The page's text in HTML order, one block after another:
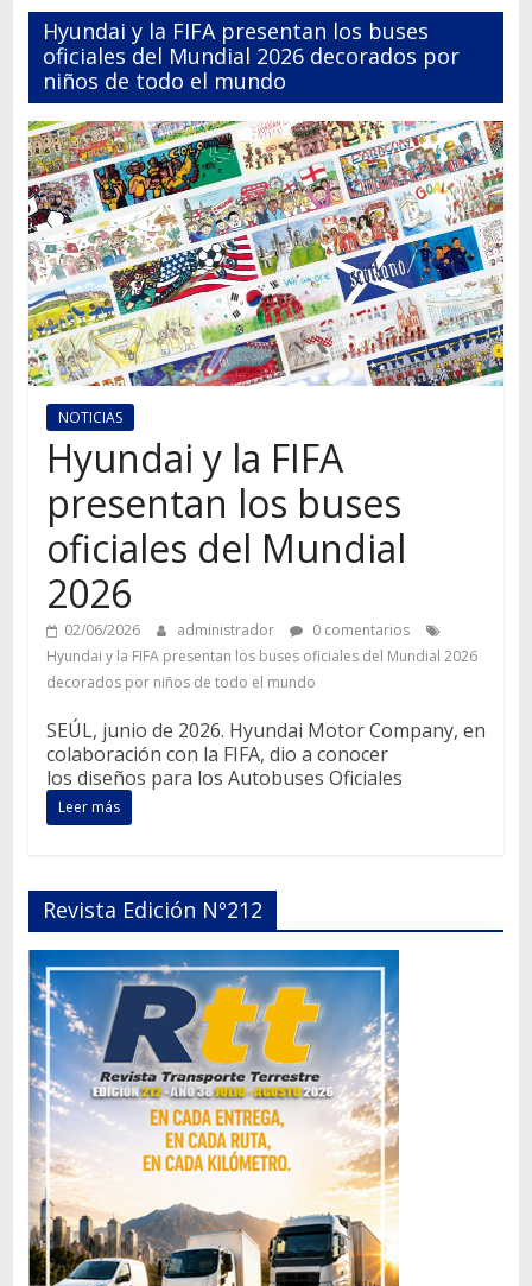
Autos,
camiones,
motos,
información
del
mundo
del
transporte
Hyundai y la FIFA presentan los buses
oficiales del Mundial 2026 decorados por
niños de todo el mundo
NOTICIAS
Hyundai y la FIFA
presentan los buses
oficiales del Mundial
2026
02/06/2026 administrador
0 comentarios
Hyundai y la FIFA presentan los buses oficiales del Mundial 2026
decorados por niños de todo el mundo
SEÚL, junio de 2026. Hyundai Motor Company, en
colaboración con la FIFA, dio a conocer
los diseños para los Autobuses Oficiales
Leer más
Revista Edición Nº212